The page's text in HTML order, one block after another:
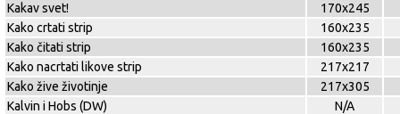
Kakav svet!
170x245
Kako crtati strip
160x235
Kako čitati strip
160x235
Kako nacrtati likove strip
217x217
Kako žive životinje
217x305
Kalvin i Hobs (DW)
N/A